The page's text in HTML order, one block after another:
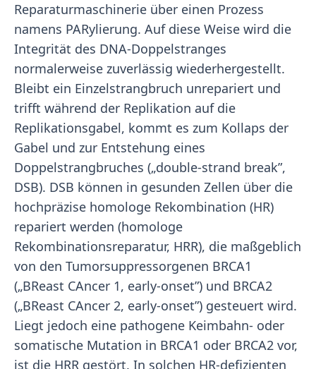
Reparaturmaschinerie über einen Prozess
namens PARylierung. Auf diese Weise wird die
Integrität des DNA-Doppelstranges
normalerweise zuverlässig wiederhergestellt.
Bleibt ein Einzelstrangbruch unrepariert und
trifft während der Replikation auf die
Replikationsgabel, kommt es zum Kollaps der
Gabel und zur Entstehung eines
Doppelstrangbruches („double-strand break”,
DSB). DSB können in gesunden Zellen über die
hochpräzise homologe Rekombination (HR)
repariert werden (homologe
Rekombinationsreparatur, HRR), die maßgeblich
von den Tumorsuppressorgenen BRCA1
(„BReast CAncer 1, early-onset”) und BRCA2
(„BReast CAncer 2, early-onset”) gesteuert wird.
Liegt jedoch eine pathogene Keimbahn- oder
somatische Mutation in BRCA1 oder BRCA2 vor,
ist die HRR gestört. In solchen HR-defizienten